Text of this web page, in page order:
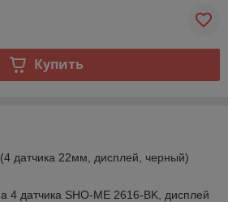
Купить
датчика 22мм, дисплей, черный)
4 датчика SHO-ME 2616-BK, дисплей